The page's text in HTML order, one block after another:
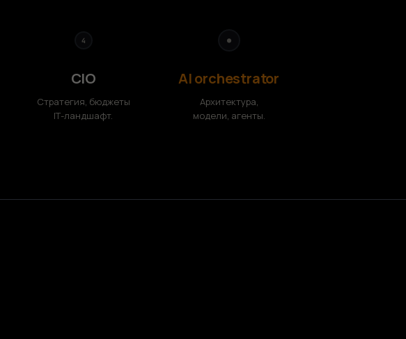
4
CIO
Стратегия, бюджеты
IT‑ландшафт.
●
AI orchestrator
Архитектура,
модели, агенты.